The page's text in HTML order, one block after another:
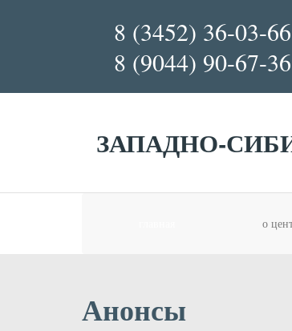
8 (3452) 36-03-66
8 (9044) 90-67-36
ЗАПАДНО-
о
Анонсы